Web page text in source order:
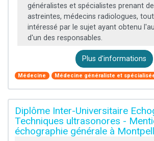
généralistes et spécialistes prenant
astreintes, médecins radiologues,
intéressé par le sujet ayant obtenu
d'un des responsables.
Plus d'informations
Médecine Médecine généraliste et
Diplôme Inter-Universitaire
Techniques ultrasonores -
échographie générale à